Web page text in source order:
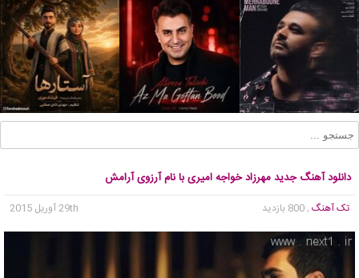
دانلود آهنگ جدید مهرزاد خواجه امیری با نام آرزوی آرامش
تک آهنگ , 800 بازدید 29th آوریل 2015